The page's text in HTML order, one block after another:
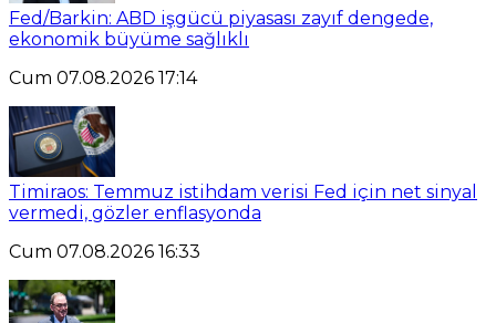
Fed/Barkin: ABD işgücü piyasası zayıf dengede,
ekonomik büyüme sağlıklı
Cum 07.08.2026 17:14
Timiraos: Temmuz istihdam verisi Fed için net sinyal
vermedi, gözler enflasyonda
Cum 07.08.2026 16:33